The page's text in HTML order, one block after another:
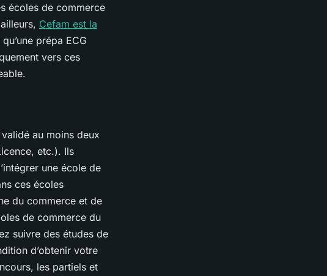
écoles de commerce
Cefam est la
prépa ECG
vers ces
au moins deux
etc.). Ils
une école de
ces écoles
du commerce et de
de commerce du
suivre des études de
d’obtenir votre
les partiels et